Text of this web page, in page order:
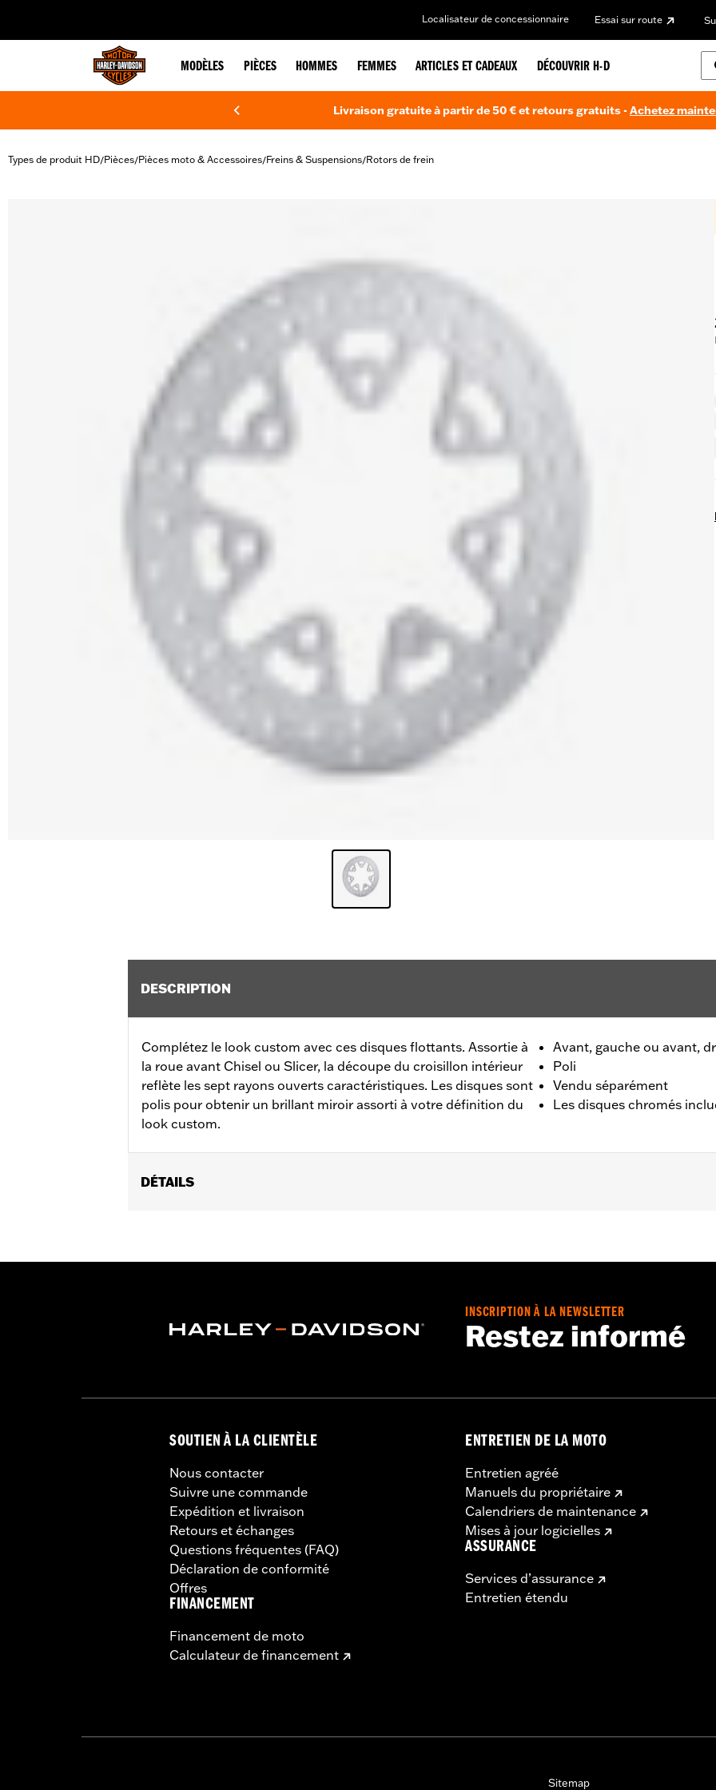
Localisateur de concessionnaire Essai sur route
MODÈLES PIÈCES HOMMES FEMMES ARTICLES ET CADEAUX DÉCOUVRIR H-D
Livraison gratuite à partir de 50 € et retours gratuits -Achetez
Types de produit HD/Pièces/Pièces moto & Accessoires/Freins & Suspensions/Rotors de frein
DESCRIPTION
Complétez le look custom avec ces disques flottants. Assortie à
la roue avant Chisel ou Slicer, la découpe du croisillon intérieur
reflète les sept rayons ouverts caractéristiques. Les disques sont
polis pour obtenir un brillant miroir assorti à votre définition du
look custom.
Avant, gauche ou avant,
Poli
Vendu séparément
Les disques chromés
DÉTAILS
Position sur la moto:Avant
Dans la boîte:Rotor et matériel d'installation chromé
INSCRIPTION À LA NEWSLETTER
Restez informé
SOUTIEN À LA CLIENTÈLE
Nous contacter
Suivre une commande
Expédition et livraison
Retours et échanges
Questions fréquentes (FAQ)
Déclaration de conformité
Offres
FINANCEMENT
Financement de moto
Calculateur de financement
ENTRETIEN DE LA MOTO
Entretien agréé
Manuels du propriétaire
Calendriers de maintenance
Mises à jour logicielles
ASSURANCE
Services d’assurance
Entretien étendu
Sitemap